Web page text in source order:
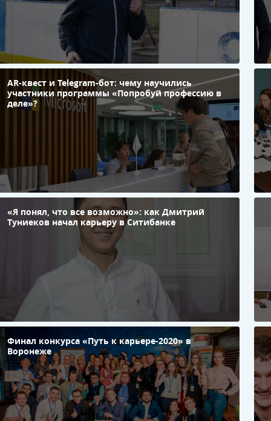
AR-квест и Telegram-бот: чему научились
участники программы «Попробуй профессию в
деле»?
«Я понял, что все возможно»: как Дмитрий
Туниеков начал карьеру в Ситибанке
Финал конкурса «Путь к карьере-2020» в
Воронеже